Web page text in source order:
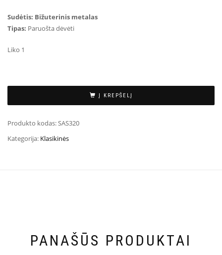
Sudėtis: Bižuterinis metalas
Tipas: Paruošta dėvėti
Liko 1
Į KREPŠELĮ
Produkto kodas:SAS320
Kategorija: Klasikinės
PANAŠŪS PRODUKTAI